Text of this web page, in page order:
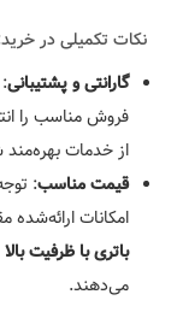
نکات تکمیلی در
گارانتی و پشتیبانی:
فروش مناسب را
از خدمات
قیمت مناسب:
امکانات
باتری با ظرفیت بالا
می‌دهند.